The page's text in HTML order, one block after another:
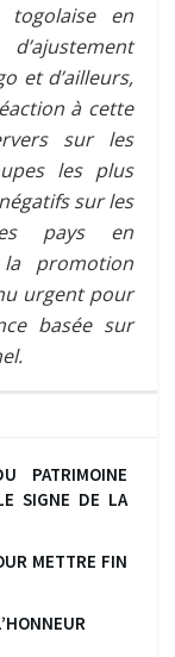
en
et d’ailleurs,
à cette
sur les
les plus
sur les
pays en
promotion
urgent pour
basée sur
PATRIMOINE
SIGNE DE LA
METTRE FIN